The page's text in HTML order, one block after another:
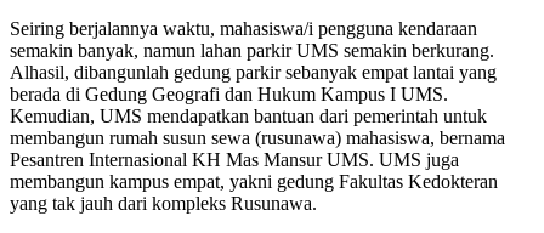
Seiring berjalannya waktu, mahasiswa/i pengguna kendaraan
semakin banyak, namun lahan parkir UMS semakin berkurang.
Alhasil, dibangunlah gedung parkir sebanyak empat lantai yang
berada di Gedung Geografi dan Hukum Kampus I UMS.
Kemudian, UMS mendapatkan bantuan dari pemerintah untuk
membangun rumah susun sewa (rusunawa) mahasiswa, bernama
Pesantren Internasional KH Mas Mansur UMS. UMS juga
membangun kampus empat, yakni gedung Fakultas Kedokteran
yang tak jauh dari kompleks Rusunawa.